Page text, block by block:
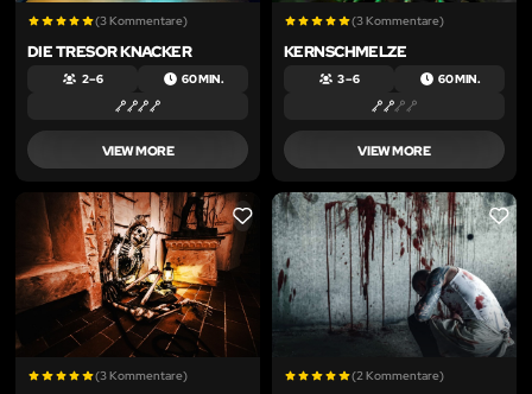
(3 Kommentare)
DIE TRESOR KNACKER
2 – 6 60 MIN.
VIEW MORE
(3 Kommentare)
KERNSCHMELZE
3 – 6 60 MIN.
VIEW MORE
LIKE
(3 Kommentare)
LIKE
(2 Kommentare)